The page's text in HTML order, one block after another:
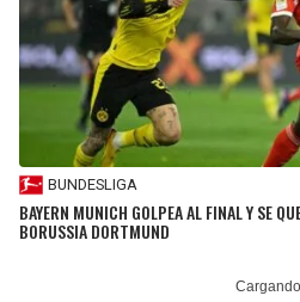
BUNDESLIGA
BAYERN MUNICH GOLPEA AL FINAL Y SE
BORUSSIA DORTMUND